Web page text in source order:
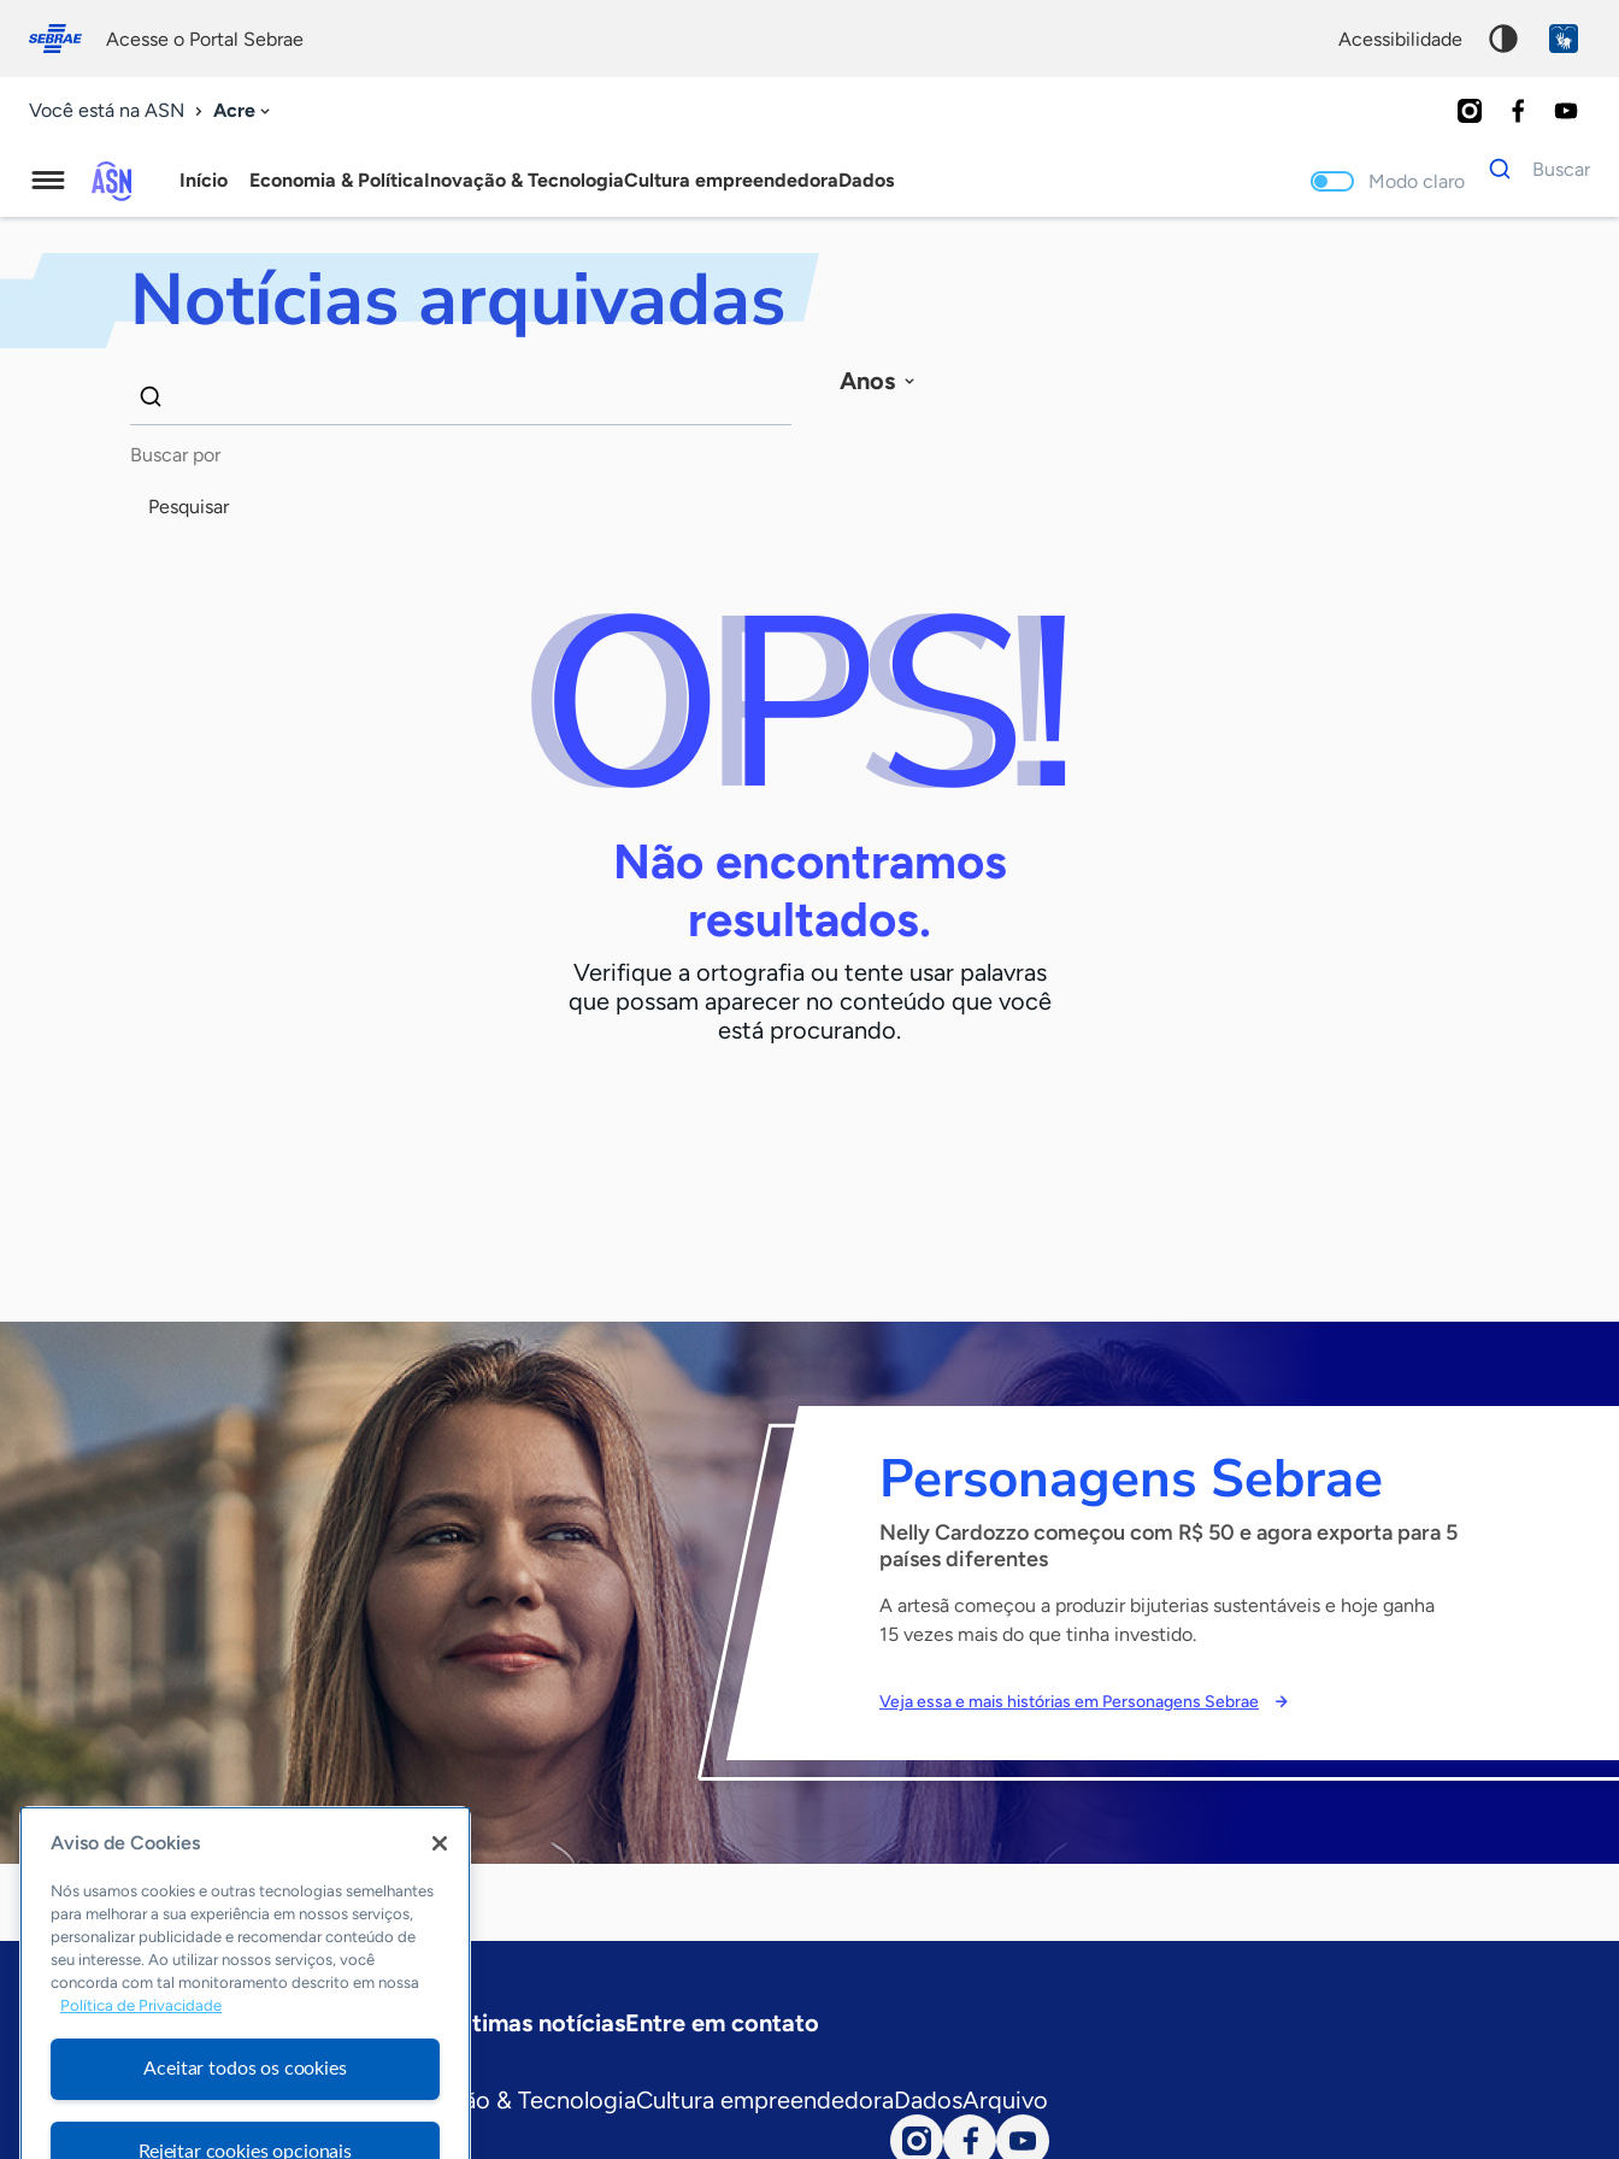
conosco
Acesse o Portal Sebrae acessibilidade
Você está na ASN Acre
Agência
Sebrae
Notícias
Início Economia & PolíticaInovação & TecnologiaCultura empreendedoraDados Modo claro
Dados
para
Buscar
Notícias arquivadas
para
chave
Pesquisar
Anos
OPS!
Não encontramos
resultados.
Verifique a ortografia ou tente usar palavras
que possam aparecer no conteúdo que você
está procurando.
Personagens Sebrae
Nelly Cardozzo começou com R$ 50 e agora exporta para 5
países diferentes
A artesã começou a produzir bijuterias sustentáveis e hoje ganha
15 vezes mais do que tinha investido.
Veja essa e mais histórias em Personagens Sebrae
Início Últimas notíciasEntre em contato
Economia & PolíticaInovação & TecnologiaCultura empreendedoraDadosArquivo
Visite o Portal Sebrae
Aviso de Cookies
Nós usamos cookies e outras tecnologias semelhantes
para melhorar a sua experiência em nossos serviços,
personalizar publicidade e recomendar conteúdo de
seu interesse. Ao utilizar nossos serviços, você
concorda com tal monitoramento descrito em nossa
Política de Privacidade
Aceitar todos os cookies
Rejeitar cookies opcionais